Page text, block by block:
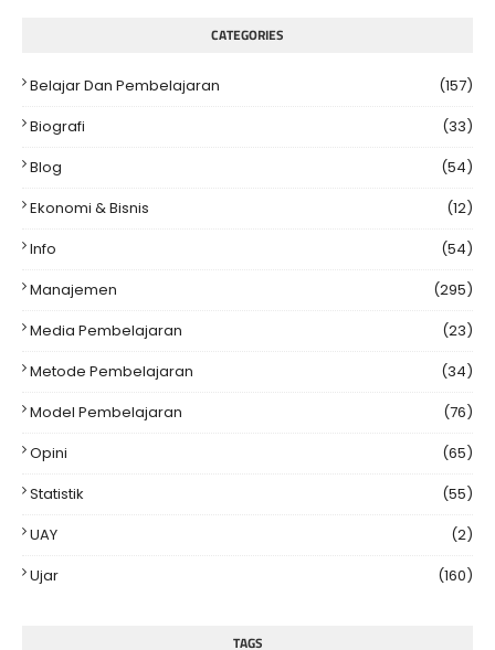
CATEGORIES
Belajar Dan Pembelajaran
(157)
Biografi
(33)
Blog
(54)
Ekonomi & Bisnis
(12)
Info
(54)
Manajemen
(295)
Media Pembelajaran
(23)
Metode Pembelajaran
(34)
Model Pembelajaran
(76)
Opini
(65)
Statistik
(55)
UAY
(2)
Ujar
(160)
TAGS